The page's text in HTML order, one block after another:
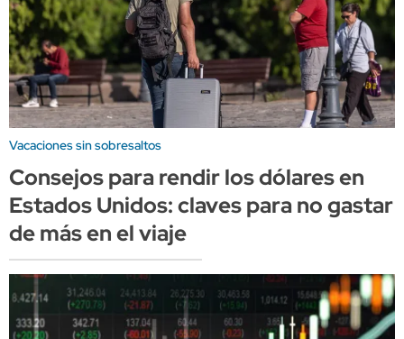
Vacaciones sin sobresaltos
Consejos para rendir los dólares en
Estados Unidos: claves para no gastar
de más en el viaje